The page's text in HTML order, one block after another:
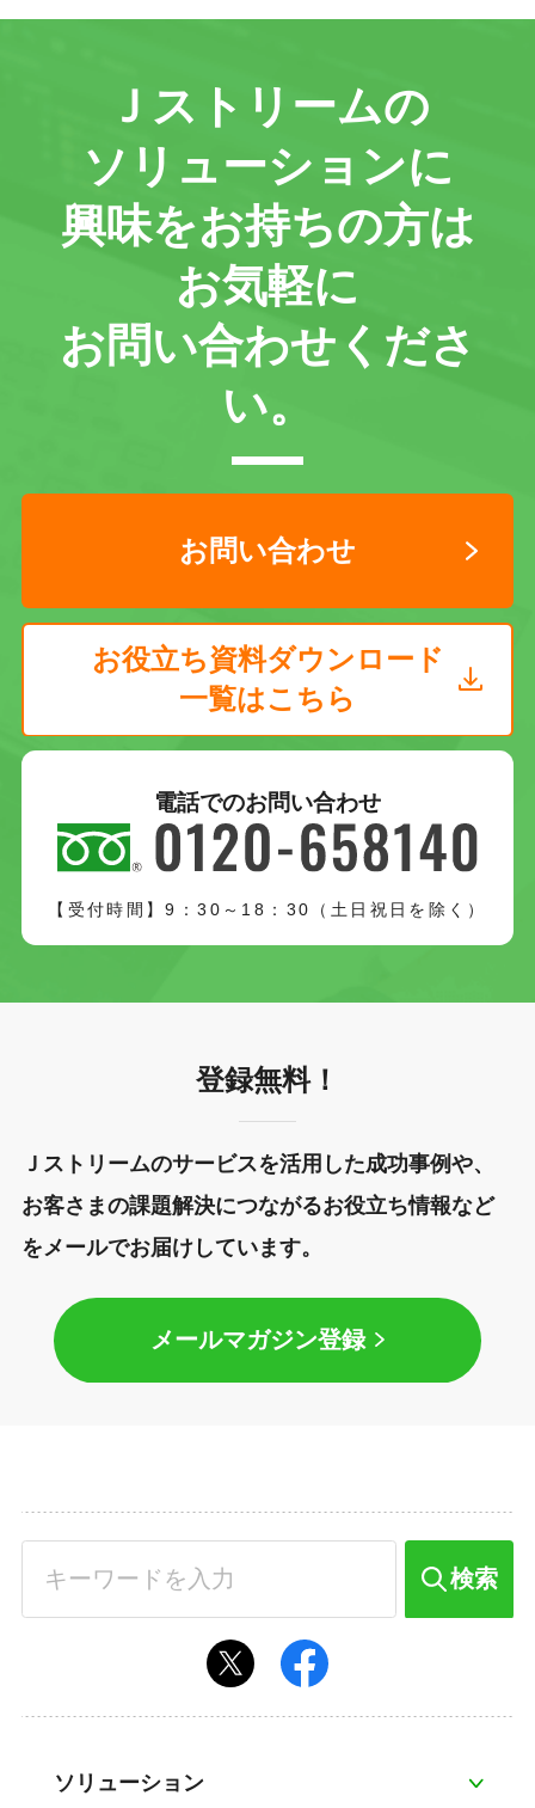
Ｊストリームの
ソリューションに
興味をお持ちの方は
お気軽に
お問い合わせくださ
い。
お問い合わせ
お役立ち資料ダウンロード
一覧はこちら
電話でのお問い合わせ
【受付時間】9：30～18：30（土日祝日を除く）
登録無料！
Ｊストリームのサービスを活用した成功事例や、
お客さまの課題解決につながるお役立ち情報など
をメールでお届けしています。
メールマガジン登録
検索
ソリューション